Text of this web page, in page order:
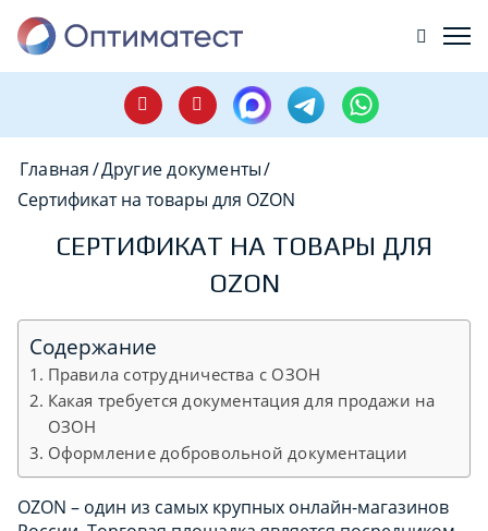
Главная/Другие документы/
Сертификат на товары для OZON
СЕРТИФИКАТ НА ТОВАРЫ ДЛЯ
OZON
Содержание
Правила сотрудничества с ОЗОН
Какая требуется документация для продажи на
ОЗОН
Оформление добровольной документации
OZON – один из самых крупных онлайн-магазинов